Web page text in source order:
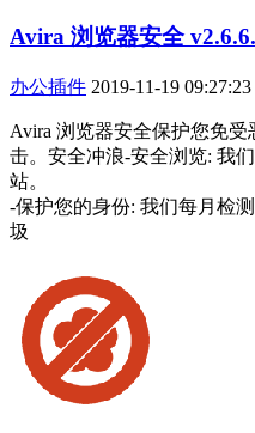
Avira 浏览器安全
办公插件 2019-11-19 09:27:23
Avira 浏览器安全保护您免
击。安全冲浪-安全浏览: 我
站。
-保护您的身份: 我们每月检
圾